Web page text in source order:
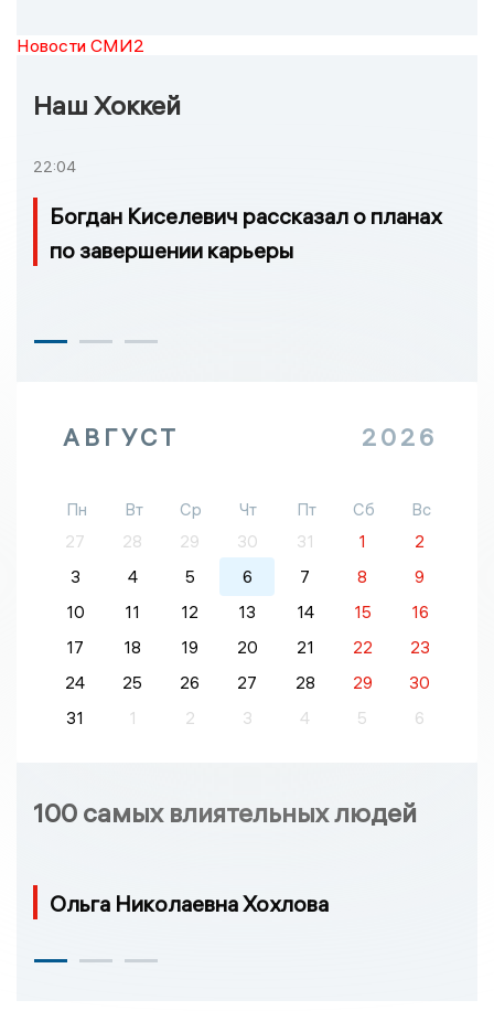
Новости СМИ2
Наш Хоккей
22:04
Богдан Киселевич рассказал о планах
по завершении карьеры
АВГУСТ 2026
Пн Вт Ср Чт Пт Сб
Вс
27
28 29 30 31 1
2
3
4 5 6 7 8
9
10
11 12 13 14 15
16
17
18 19 20 21 22
23
24
25 26 27 28 29
30
31
1 2 3 4 5 6
100 самых влиятельных людей
Ольга Николаевна Хохлова